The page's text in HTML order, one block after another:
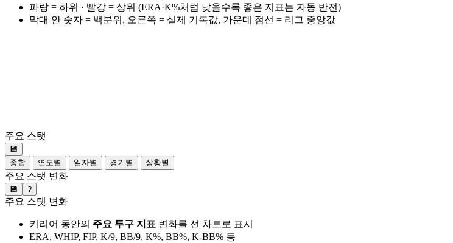
파랑 = 하위 · 빨강 = 상위 (ERA·K%처럼 낮을수록 좋은 지표는 자동 반전)
막대 안 숫자 = 백분위, 오른쪽 = 실제 기록값, 가운데 점선 = 리그 중앙값
주요 스탯
💾
종합
연도별 일자별 경기별 상황별
주요 스탯 변화
💾 ?
주요 스탯 변화
커리어 동안의 주요 투구 지표 변화를 선 차트로 표시
ERA, WHIP, FIP, K/9, BB/9, K%, BB%, K-BB% 등